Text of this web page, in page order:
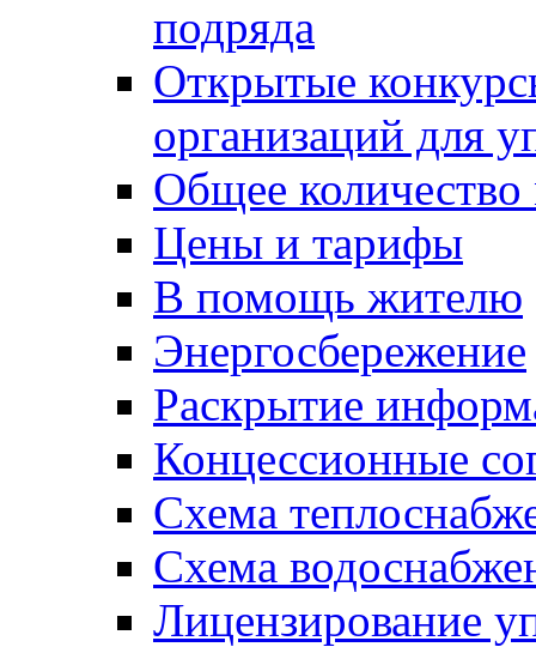
подряда
Открытые
организаций для
Общее
Цены и тарифы
В помощь жителю
Энергосбережение
Раскрытие
Концессионные
Схема
Схема
Лицензирование